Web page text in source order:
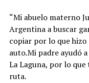
“Mi abuelo materno
Argentina a buscar
copiar por lo que
auto.Mi padre ayudó
La Laguna, por lo
ruta.